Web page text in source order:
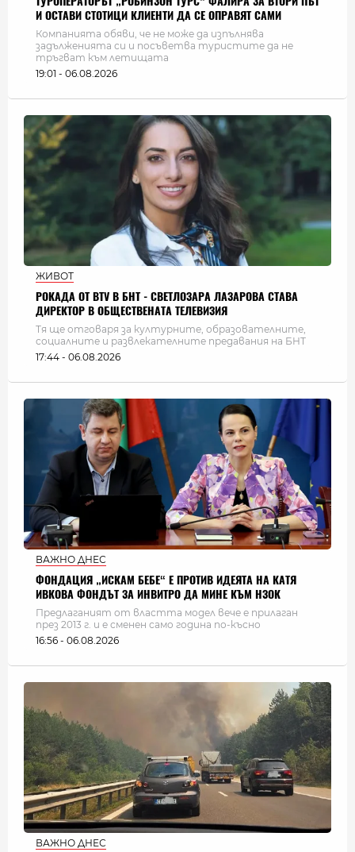
И ОСТАВИ СТОТИЦИ КЛИЕНТИ ДА СЕ ОПРАВЯТ САМИ
Компанията обяви, че не може да изпълнява
задълженията си и посъветва туристите да не
тръгват към летищата
19:01 - 06.08.2026
ЖИВОТ
РОКАДА ОТ BTV В БНТ - СВЕТЛОЗАРА ЛАЗАРОВА СТАВА
ДИРЕКТОР В ОБЩЕСТВЕНАТА ТЕЛЕВИЗИЯ
Тя ще отговаря за културните, образователните,
социалните и развлекателните предавания на БНТ
17:44 - 06.08.2026
ВАЖНО ДНЕС
ФОНДАЦИЯ „ИСКАМ БЕБЕ“ Е ПРОТИВ ИДЕЯТА НА КАТЯ
ИВКОВА ФОНДЪТ ЗА ИНВИТРО ДА МИНЕ КЪМ НЗОК
Предлаганият от властта модел вече е прилаган
през 2013 г. и е сменен само година по-късно
16:56 - 06.08.2026
ВАЖНО ДНЕС